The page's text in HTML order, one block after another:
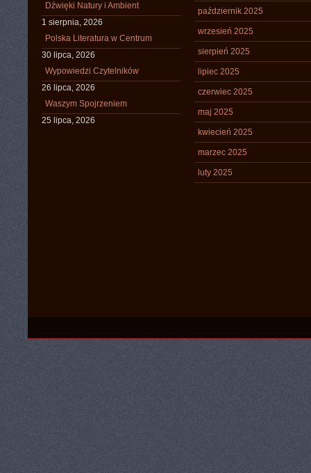
Dźwięki Natury i Ambient
1 sierpnia, 2026
Polska Literatura w Centrum
30 lipca, 2026
Wypowiedzi Czytelników
26 lipca, 2026
Waszym Spojrzeniem
25 lipca, 2026
październik 2025
wrzesień 2025
sierpień 2025
lipiec 2025
czerwiec 2025
maj 2025
kwiecień 2025
marzec 2025
luty 2025